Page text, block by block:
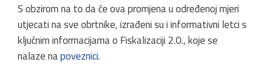
S obzirom na to da će ova promjena u određenoj mjeri
utjecati na sve obrtnike, izrađeni su i informativni letci s
ključnim informacijama o Fiskalizaciji 2.0., koje se
nalaze napoveznici.